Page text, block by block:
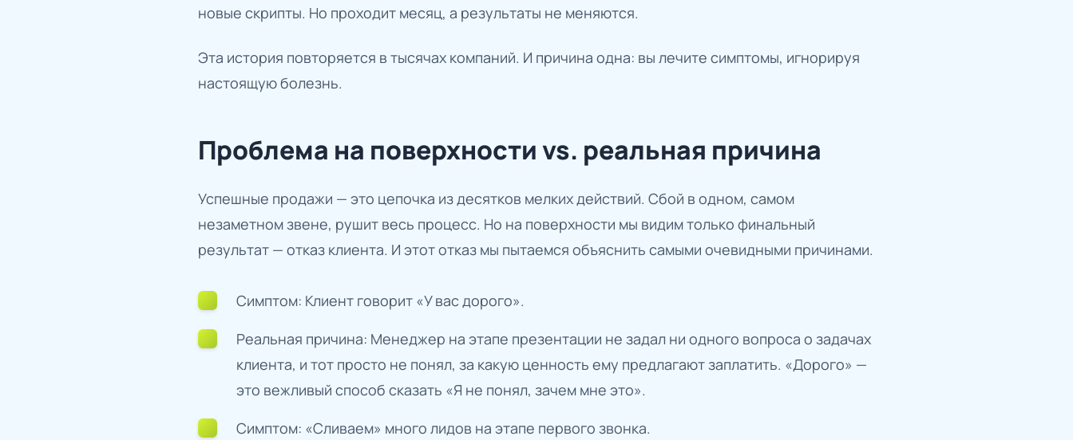
новые скрипты. Но проходит месяц, а результаты не меняются.
Эта история повторяется в тысячах компаний. И причина одна: вы лечите симптомы, игнорируя
настоящую болезнь.
Проблема на поверхности vs. реальная причина
Успешные продажи — это цепочка из десятков мелких действий. Сбой в одном, самом
незаметном звене, рушит весь процесс. Но на поверхности мы видим только финальный
результат — отказ клиента. И этот отказ мы пытаемся объяснить самыми очевидными причинами.
Симптом: Клиент говорит «У вас дорого».
Реальная причина: Менеджер на этапе презентации не задал ни одного вопроса о задачах
клиента, и тот просто не понял, за какую ценность ему предлагают заплатить. «Дорого» —
это вежливый способ сказать «Я не понял, зачем мне это».
Симптом: «Сливаем» много лидов на этапе первого звонка.